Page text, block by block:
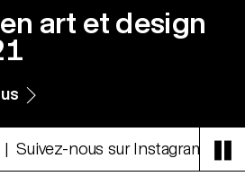
art et design
nous sur Instagram